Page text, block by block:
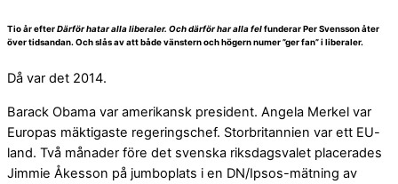
Tio år efterDärför hatar alla liberaler. Och därför har alla felfunderar Per Svensson åter
över tidsandan. Och slås av att både vänstern och högern numer ”ger fan” i liberaler.
Då var det 2014.
Barack Obama var amerikansk president. Angela Merkel var
Europas mäktigaste regeringschef. Storbritannien var ett EU-
land. Två månader före det svenska riksdagsvalet placerades
Jimmie Åkesson på jumboplats i en DN/Ipsos-mätning av